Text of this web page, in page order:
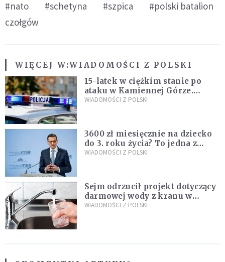
#nato #schetyna #szpica
#polski batalion
czołgów
WIĘCEJ W:WIADOMOŚCI Z POLSKI
15-latek w ciężkim stanie po
ataku w Kamiennej Górze.
Policja zatrzymała dwóch
WIADOMOŚCI Z POLSKI
3600 zł miesięcznie na dziecko
do 3. roku życia? To jedna z
propozycji programu "Rozwój
WIADOMOŚCI Z POLSKI
Sejm odrzucił projekt dotyczący
darmowej wody z kranu w
restauracjach
WIADOMOŚCI Z POLSKI